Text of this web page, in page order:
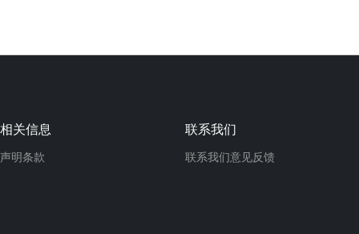
相关信息
声明条款
联系我们
联系我们意见反馈